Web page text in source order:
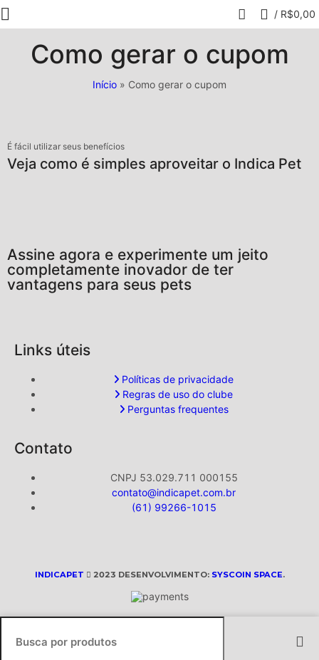
/ R$0,00
Como gerar o cupom
Início » Como gerar o cupom
É fácil utilizar seus benefícios
Veja como é simples aproveitar o Indica Pet
Assine agora e experimente um jeito
completamente inovador de ter
vantagens para seus pets
Links úteis
Políticas de privacidade
Regras de uso do clube
Perguntas frequentes
Contato
CNPJ 53.029.711 000155
contato@indicapet.com.br
(61) 99266-1015
INDICAPET 2023 DESENVOLVIMENTO: SYSCOIN SPACE.